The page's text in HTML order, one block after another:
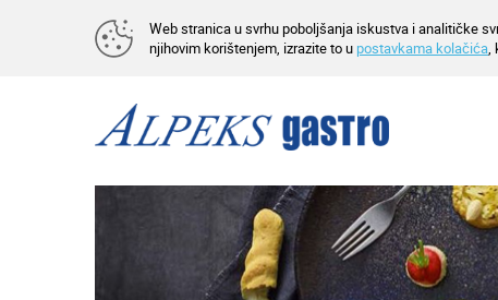
Web stranica u svrhu poboljšanja iskustva i analitičke
njihovim korištenjem, izrazite to u postavkama kolačića,